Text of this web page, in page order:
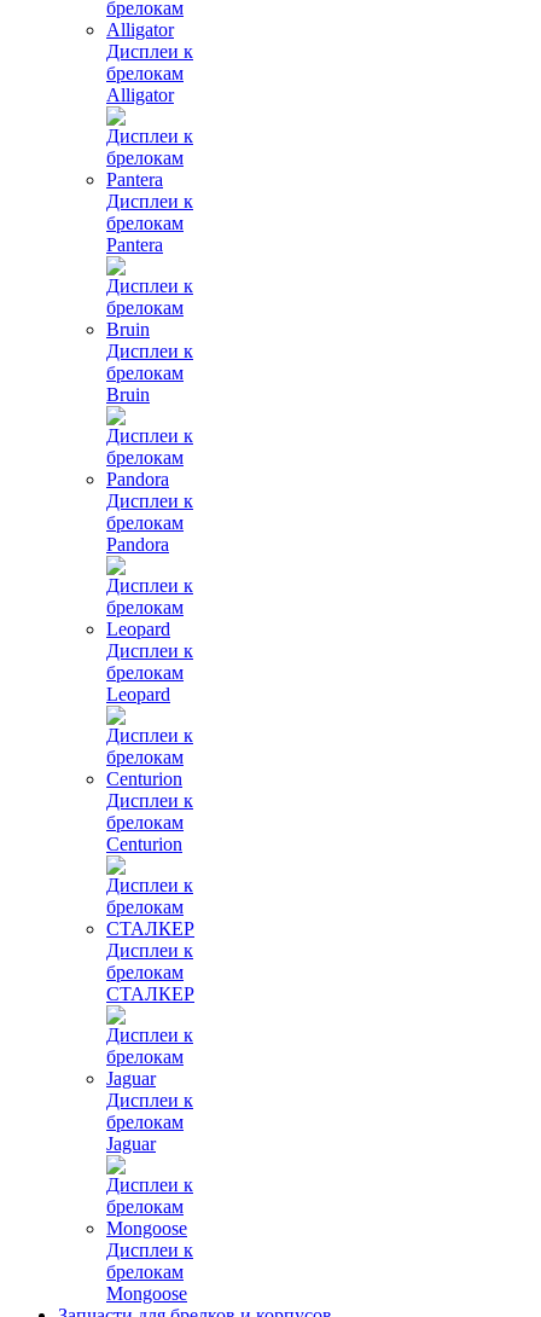
Дисплеи к
брелокам
Alligator
Дисплеи к
брелокам
Pantera
Дисплеи к
брелокам
Bruin
Дисплеи к
брелокам
Pandora
Дисплеи к
брелокам
Leopard
Дисплеи к
брелокам
Centurion
Дисплеи к
брелокам
СТАЛКЕР
Дисплеи к
брелокам
Jaguar
Дисплеи к
брелокам
Mongoose